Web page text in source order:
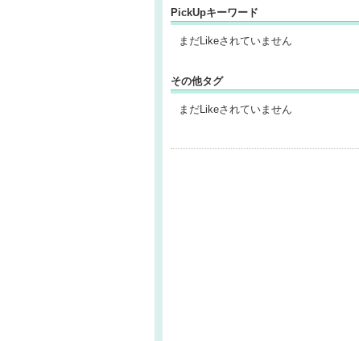
PickUpキーワード
まだLikeされていません
その他タグ
まだLikeされていません